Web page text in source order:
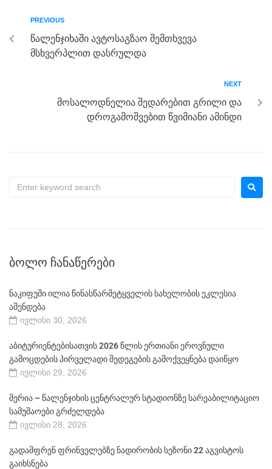
b
o
o
g
er
m p
p
PREVIOUS
წალენჯიხაში ავტოსაგზაო შემთხვევა
მსხვერპლით დასრულდა
NEXT
მოსალოდნელია შედარებით გრილი და
დროგამოშვებით წვიმიანი ამინდი
ᲑᲝᲚᲝ ᲩᲐᲜᲐᲬᲔᲠᲔᲑᲘ
ნაკიფუში ილია წინასწარმეტყველის სახელობის ეკლესია
აშენდება
ივლისი 30, 2026
აბიტურიენტებისათვის 2026 წლის ერთიანი ეროვნული
გამოცდების პირველადი შედეგების გამოქვეყნება დაიწყო
ივლისი 29, 2026
მერია – წალენჯიხის ცენტრალურ სტადიონზე სარეაბილიტაციო
სამუშაოები გრძელდება
ივლისი 28, 2026
გადამფრენ ფრინველებზე ნადირობის სეზონი 22 აგვისტოს
გაიხსნება